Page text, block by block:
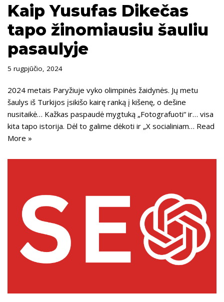
Kaip Yusufas Dikečas
tapo žinomiausiu šauliu
pasaulyje
5 rugpjūčio, 2024
2024 metais Paryžiuje vyko olimpinės žaidynės. Jų metu
šaulys iš Turkijos įsikišo kairę ranką į kišenę, o dešine
nusitaikė… Kažkas paspaudė mygtuką „Fotografuoti“ ir… visa
kita tapo istorija. Dėl to galime dėkoti ir „X socialiniam… Read
More »